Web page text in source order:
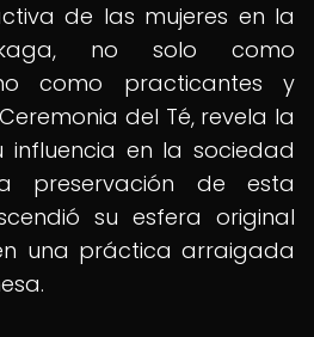
de las mujeres en la
no solo como
como practicantes y
del Té, revela la
en la sociedad
preservación de esta
su esfera original
una práctica arraigada